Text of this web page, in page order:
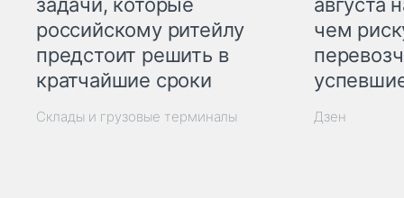
российскому ритейлу
предстоит решить в
кратчайшие сроки
Склады и грузовые терминалы
чем
Дзен